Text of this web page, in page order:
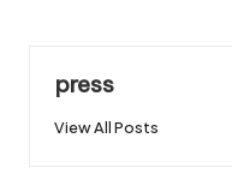
press
View All Posts